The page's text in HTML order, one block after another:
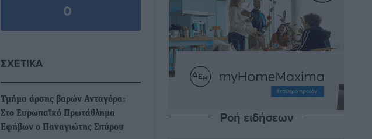
0
ΣΧΕΤΙΚΆ
Τμήμα άρσης βαρών Ανταγόρα:
Στο Ευρωπαϊκό Πρωτάθλημα
Εφήβων o Παναγιώτης Σπύρου
Ροή ειδήσεων